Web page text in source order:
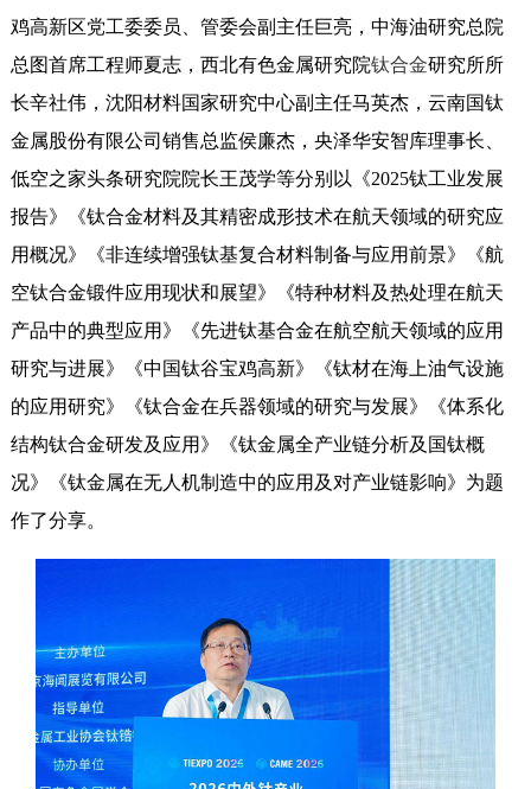
鸡高新区党工委委员、管委会副主任巨亮，中海油研究总院
总图首席工程师夏志，西北有色金属研究院钛合金研究所所
长辛社伟，沈阳材料国家研究中心副主任马英杰，云南国钛
金属股份有限公司销售总监侯廉杰，央泽华安智库理事长、
低空之家头条研究院院长王茂学等分别以《2025钛工业发展
报告》《钛合金材料及其精密成形技术在航天领域的研究应
用概况》《非连续增强钛基复合材料制备与应用前景》《航
空钛合金锻件应用现状和展望》《特种材料及热处理在航天
产品中的典型应用》《先进钛基合金在航空航天领域的应用
研究与进展》《中国钛谷宝鸡高新》《钛材在海上油气设施
的应用研究》《钛合金在兵器领域的研究与发展》《体系化
结构钛合金研发及应用》《钛金属全产业链分析及国钛概
况》《钛金属在无人机制造中的应用及对产业链影响》为题
作了分享。